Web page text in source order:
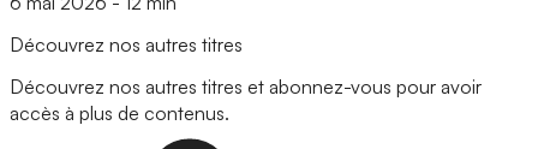
Découvrez nos autres titres
Découvrez nos autres titres et abonnez-vous pour avoir
accès à plus de contenus.